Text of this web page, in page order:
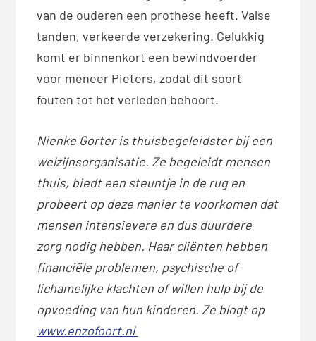
van de ouderen een prothese heeft. Valse
tanden, verkeerde verzekering. Gelukkig
komt er binnenkort een bewindvoerder
voor meneer Pieters, zodat dit soort
fouten tot het verleden behoort.
Nienke Gorter is thuisbegeleidster bij een
welzijnsorganisatie. Ze begeleidt mensen
thuis, biedt een steuntje in de rug en
probeert op deze manier te voorkomen dat
mensen intensievere en dus duurdere
zorg nodig hebben. Haar cliënten hebben
financiële problemen, psychische of
lichamelijke klachten of willen hulp bij de
opvoeding van hun kinderen. Ze blogt op
www.enzofoort.nl